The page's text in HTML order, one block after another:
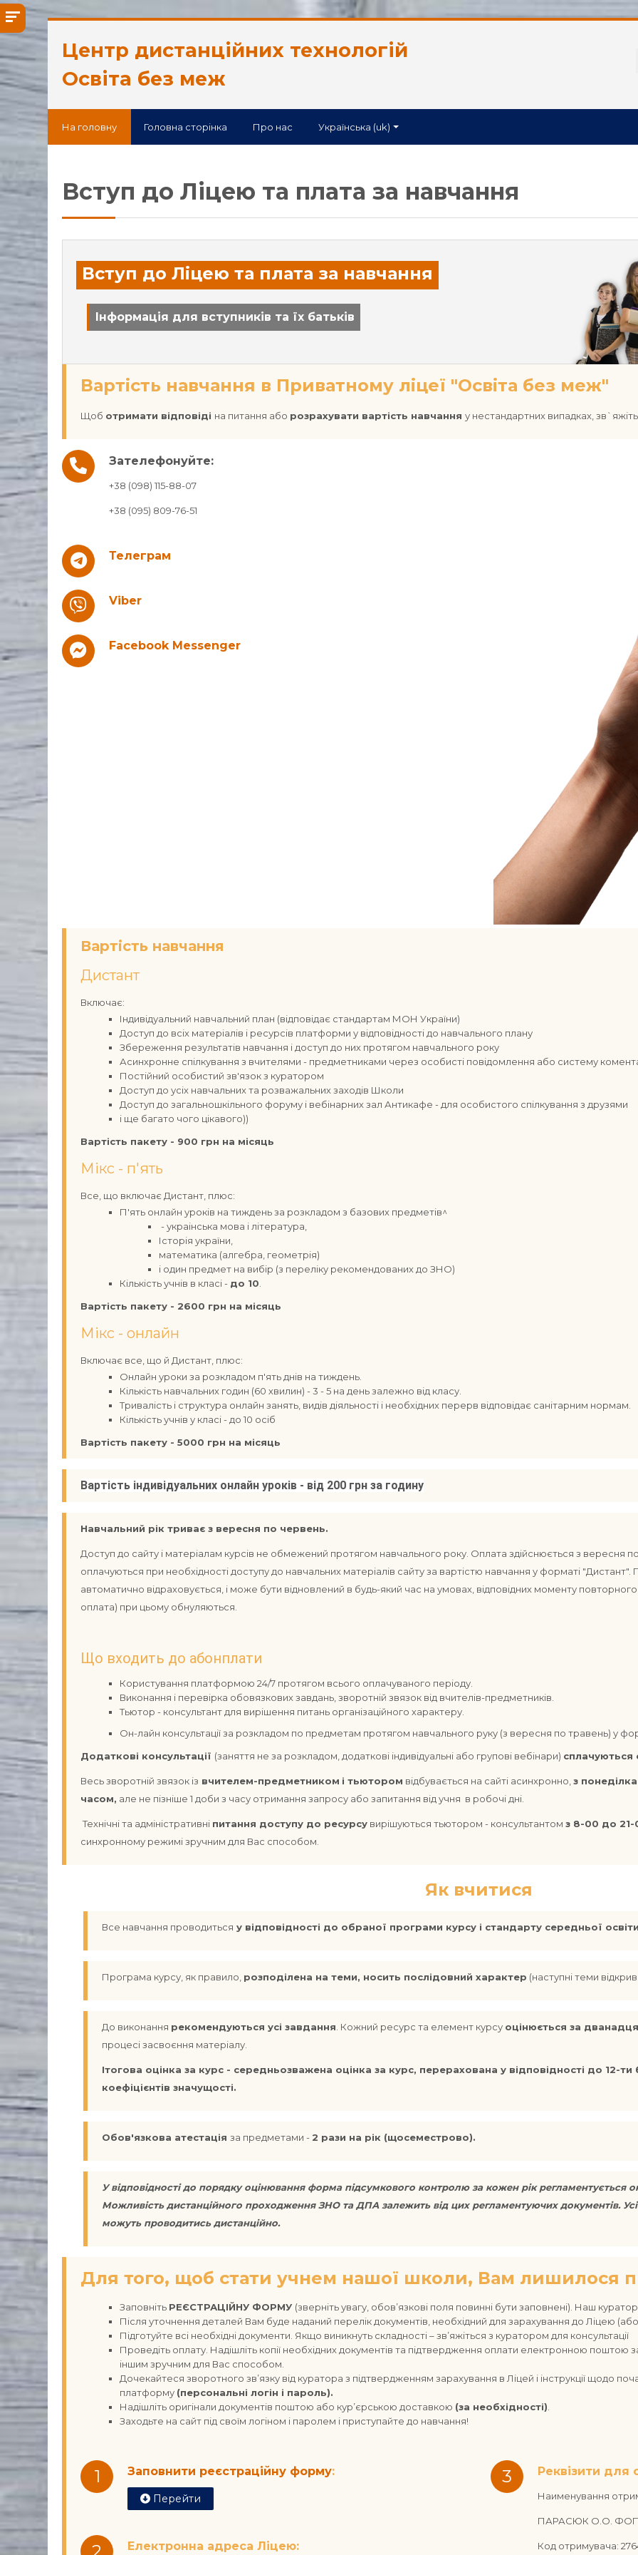
Перейти до головного вмісту
Центр дистанційних технологій
Освіта без меж
На головну Головна сторінка Про нас Українська ‎(uk)‎
Вступ до Ліцею та плата за навчання
Вступ до Ліцею та плата за навчання
Інформація для вступників та їх батьків
Вартість навчання в Приватному ліцеї "Освіта без меж"
Щоб отримати відповіді на питання або розрахувати вартість навчанняу нестандартних випадках,
Зателефонуйте:
+38 (098) 115-88-07
+38 (095) 809-76-51
Телеграм
Viber
Facebook Messenger
Вартість навчання
Дистант
Включає:
Індивідуальний навчальний план (відповідає стандартам МОН України)
Доступ до всіх матеріалів і ресурсів платформи у відповідності до навчального плану
Збереження результатів навчання і доступ до них протягом навчального року
Асинхронне спілкування з вчителями - предметниками через особисті повідомлення або систему
Постійний особистий зв'язок з куратором
Доступ до усіх навчальних та розважальних заходів Школи
Доступ до загальношкільного форуму і вебінарних зал Антикафе - для особистого спілкування з друзями
і ще багато чого цікавого))
Вартість пакету - 900 грн на місяць
Мікс - п'ять
Все, що включає Дистант, плюс:
П'ять онлайн уроків на тиждень за розкладом з базових предметів^
- украінська мова і література,
Історія україни,
математика (алгебра, геометрія)
і один предмет на вибір (з переліку рекомендованих до ЗНО)
Кількість учнів в класі - до 10
Вартість пакету - 2600 грн на місяць
Мікс - онлайн
Включає все, що й Дистант, плюс:
Онлайн уроки за розкладом п'ять днів на тиждень.
Кількість навчальних годин (60 хвилин) - 3 - 5 на день залежно від класу.
Тривалість і структура онлайн занять, видів діяльності і необхідних перерв відповідає санітарним нормам.
Кількість учнів у класі - до 10 осіб
Вартість пакету - 5000 грн на місяць
Вартість індивідуальних онлайн уроків - від 200 грн за годину
Навчальний рік триває з вересня по червень.
Доступ до сайту і матеріалам курсів не обмежений протягом навчального року. Оплата здійснюється з вересня
оплачуються при необхідності доступу до навчальних матеріалів сайту за вартістю навчання у форматі "Дистант".
автоматично відраховується, і може бути відновлений в будь-який час на умовах, відповідних моменту повторного
оплата) при цьому обнуляються.
Що входить до абонплати
Користування платформою 24/7 протягом всього оплачуваного періоду.
Виконання і перевірка обовязкових завдань, зворотній звязок від вчителів-предметників.
Тьютор - консультант для вирішення питань організаційного характеру.
Он-лайн консультації за розкладом по предметам протягом навчального руку (з вересня по травень) у
Додаткові консультації (заняття не за розкладом, додаткові індивідуальні або групові вебінари)
Весь зворотній звязок із вчителем-предметником і тьютором відбувається на сайті асинхронно,з
часом, але не пізніше 1 доби з часу отримання запросу або запитання від учня в робочі дні.
Технічні та адміністративні питання доступу до ресурсу вирішуються тьютором - консультантомз 8-00 до 21-
синхронному режимі зручним для Вас способом.
Як вчитися
Все навчання проводиться у відповідності до обраної програми курсу і стандарту середньої
Програма курсу, як правило, розподілена на теми, носить послідовний характер (наступні теми
До виконання рекомендуються усі завдання . Кожний ресурс та елемент курсу оцінюється за
процесі засвоєння матеріалу.
Ітогова оцінка за курс - середньозважена оцінка за курс, перерахована у відповідності до 12-
коефіцієнтів значущості.
Обов'язкова атестаціяза предметами - 2 рази на рік (щосеместрово).
У відповідності до порядку оцінювання форма підсумкового контролю за кожен рік регламентується
Можливість дистанційного проходження ЗНО та ДПА залежить від цих регламентуючих документів. Усі
можуть проводитись дистанційно.
Для того, щоб стати учнем нашої школи, Вам лишилося
Заповніть РЕЄСТРАЦІЙНУ ФОРМУ (зверніть увагу, обов’язкові поля повинні бути заповнені). Наш
Після уточнення деталей Вам буде наданий перелік документів, необхідний для зарахування до Ліцею
Підготуйте всі необхідні документи. Якщо виникнуть складності – зв’яжіться з куратором для консультації
Проведіть оплату. Надішліть копії необхідних документів та підтвердження оплати електронною поштою
іншим зручним для Вас способом.
Дочекайтеся зворотного зв’язку від куратора з підтвердженням зарахування в Ліцей і інструкції щодо
платформу (персональні логін і пароль).
Надішліть оригінали документів поштою або кур’єрською доставкою (за необхідності)
Заходьте на сайт під своїм логіном і паролем і приступайте до навчання!
1 Заповнити реєстраційну форму:
Перейти
Електронна адреса Ліцею:
3 Реквізити для
Наименування
ПАРАСЮК О.О.
Код отримувача: